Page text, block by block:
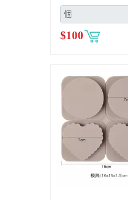
$100